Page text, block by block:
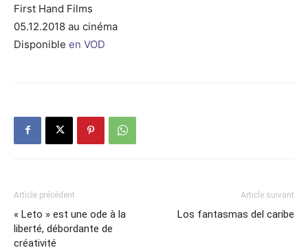
First Hand Films
05.12.2018 au cinéma
Disponible en VOD
Article précédent
« Leto » est une ode à la
liberté, débordante de
créativité
Article suivant
Los fantasmas del caribe